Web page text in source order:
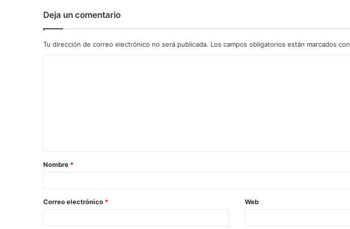
Deja un comentario
Tu dirección de correo electrónico no será publicada. Los campos obligatorios están marcados con
a
r
*
Nombre *
Correo electrónico * Web